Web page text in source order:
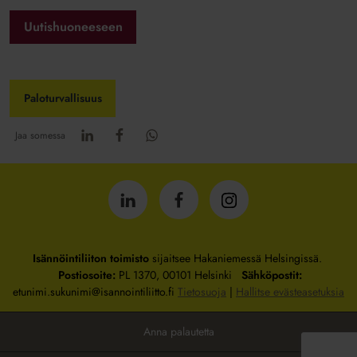
Uutishuoneeseen
Paloturvallisuus
Jaa somessa
IsännöintiliittoIsännöintiliittoIsännöintiliitto
Isännöintiliiton toimistosijaitsee Hakaniemessä Helsingissä.
Postiosoite: PL 1370, 00101 Helsinki Sähköpostit:
etunimi.sukunimi@isannointiliitto.fi Tietosuoja | Hallitse evästeasetuksia
Anna palautetta